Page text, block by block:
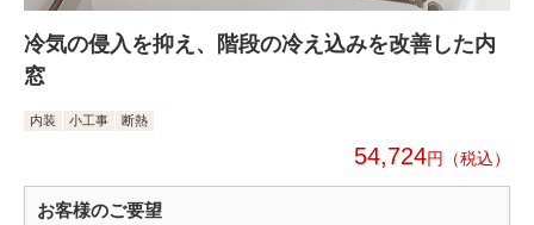
冷気の侵入を抑え、階段の冷え込みを改善した内
窓
内装 小工事 断熱
54,724円
お客様のご要望